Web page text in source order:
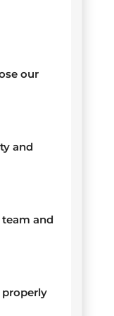
our
and
and